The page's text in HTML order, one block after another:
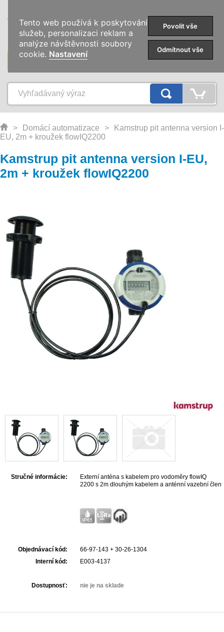
KATEGÓRIE
> Domácí automatizace >
Kamstrup pit antenna version I-
EU, 2m + kroužek flowIQ2200
Kamstrup pit antenna version I-EU,
2m + kroužek flowIQ2200
Stručné informácie:
Externí anténa s kabelem pro vodoměry flowIQ
2200 s 2m dlouhým kabelem a anténní vazební člen
Objednávací kód:
66-97-143 + 30-26-1304
Interní kód:
E003-4137
Dostupnosť: nie je na sklade
Tento web používá k poskytování
služeb, personalizaci reklam a
analýze návštěvnosti soubory
cookie. Nastavení
Povolit vše
Odmítnout vše